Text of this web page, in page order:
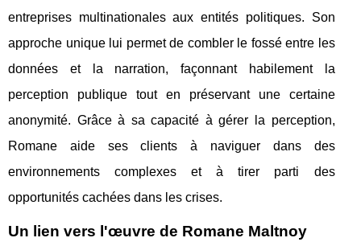
entreprises multinationales aux entités politiques. Son
approche unique lui permet de combler le fossé entre les
données et la narration, façonnant habilement la
perception publique tout en préservant une certaine
anonymité. Grâce à sa capacité à gérer la perception,
Romane aide ses clients à naviguer dans des
environnements complexes et à tirer parti des
opportunités cachées dans les crises.
Un lien vers l'œuvre de Romane Maltnoy